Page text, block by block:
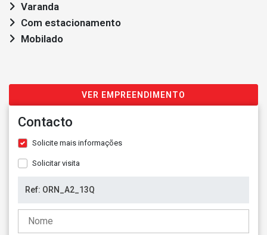
Varanda
Com estacionamento
Mobilado
VER EMPREENDIMENTO
Contacto
Solicite mais informações
Solicitar visita